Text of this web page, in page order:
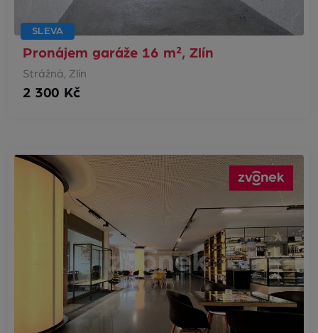
SLEVA
Pronájem garáže 16 m², Zlín
Strážná, Zlín
2 300 Kč